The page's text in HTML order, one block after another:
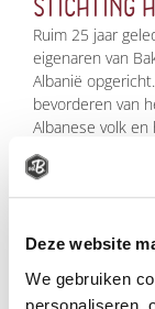
Deze website
We gebruiken
personaliseren,
STICHTING
Ruim 25 jaar
eigenaren van
Albanië
bevorderen van
Albanese volk
Christelijke
ras of geloof.
literatuur. De
waar hulp hard